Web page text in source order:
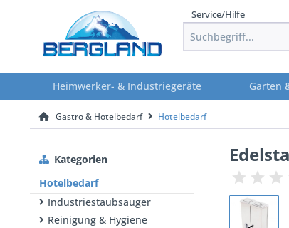
Service/Hilfe
Heimwerker- & Industriegeräte Garten
Gastro & Hotelbedarf Hotelbedarf
Kategorien
Hotelbedarf
Industriestaubsauger
Reinigung & Hygiene